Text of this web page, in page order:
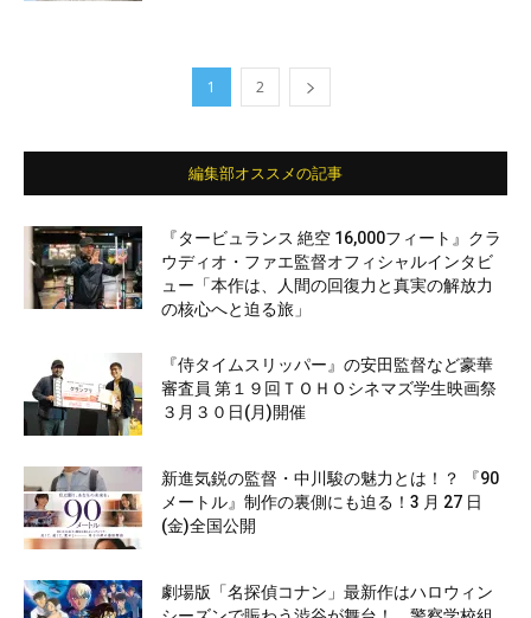
1 2
編集部オススメの記事
『タービュランス 絶空 16,000フィート』クラ
ウディオ・ファエ監督オフィシャルインタビ
ュー「本作は、人間の回復力と真実の解放力
の核心へと迫る旅」
『侍タイムスリッパー』の安田監督など豪華
審査員 第１９回ＴＯＨＯシネマズ学生映画祭
３月３０日(月)開催
新進気鋭の監督・中川駿の魅力とは！？ 『90
メートル』制作の裏側にも迫る！3 月 27 日
(金)全国公開
劇場版「名探偵コナン」最新作はハロウィン